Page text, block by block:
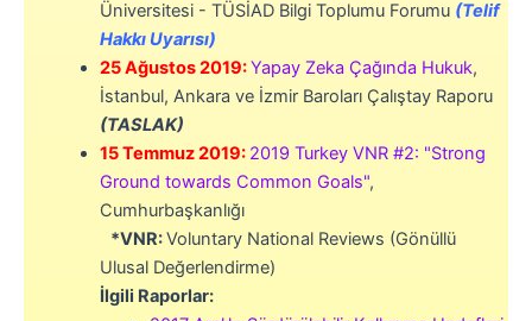
Üniversitesi - TÜSİAD Bilgi Toplumu Forumu (Telif
Hakkı Uyarısı)
25 Ağustos 2019:Yapay Zeka Çağında Hukuk,
İstanbul, Ankara ve İzmir Baroları Çalıştay Raporu
(TASLAK)
15 Temmuz 2019: 2019 Turkey VNR #2: "Strong
Ground towards Common Goals",
Cumhurbaşkanlığı
*VNR:Voluntary National Reviews (Gönüllü
Ulusal Değerlendirme)
İlgili Raporlar: